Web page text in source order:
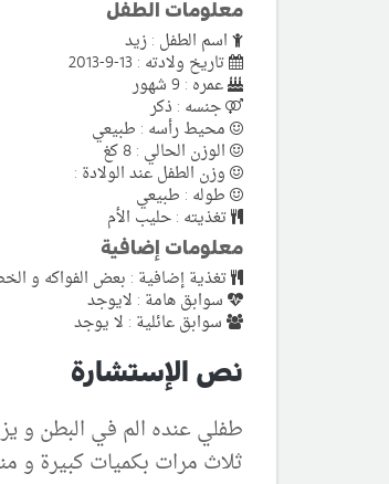
معلومات الطفل
اسم الطفل : زيد
تاريخ ولادته : 13-9-2013
عمره : 9 شهور
جنسه : ذكر
محيط رأسه : طبيعي
الوزن الحالي : 8 كغ
وزن الطفل عند الولادة :
طوله : طبيعي
تغذيته : حليب الأم
معلومات إضافية
تغذية إضافية : بعض الفواكه و
سوابق هامة : لايوجد
سوابق عائلية : لا يوجد
نص الإستشارة
ثلاث مرات بكميات كبيرة و